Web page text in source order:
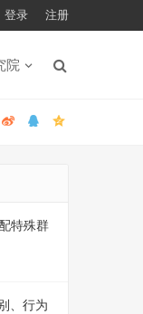
登录 注册
院
特殊群
、行为